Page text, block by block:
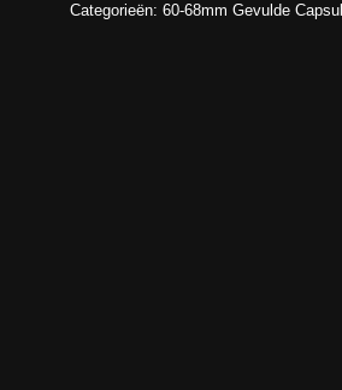
Categorieën: 60-68mm Gevulde